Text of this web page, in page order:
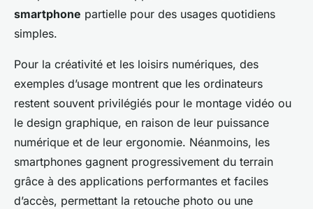
smartphone partielle pour des usages quotidiens
simples.
Pour la créativité et les loisirs numériques, des
exemples d’usage montrent que les ordinateurs
restent souvent privilégiés pour le montage vidéo ou
le design graphique, en raison de leur puissance
numérique et de leur ergonomie. Néanmoins, les
smartphones gagnent progressivement du terrain
grâce à des applications performantes et faciles
d’accès, permettant la retouche photo ou une